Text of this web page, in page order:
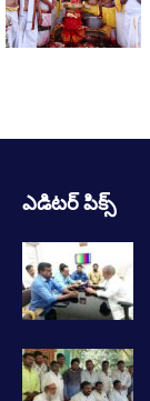
ఎడిటర్ పిక్స్